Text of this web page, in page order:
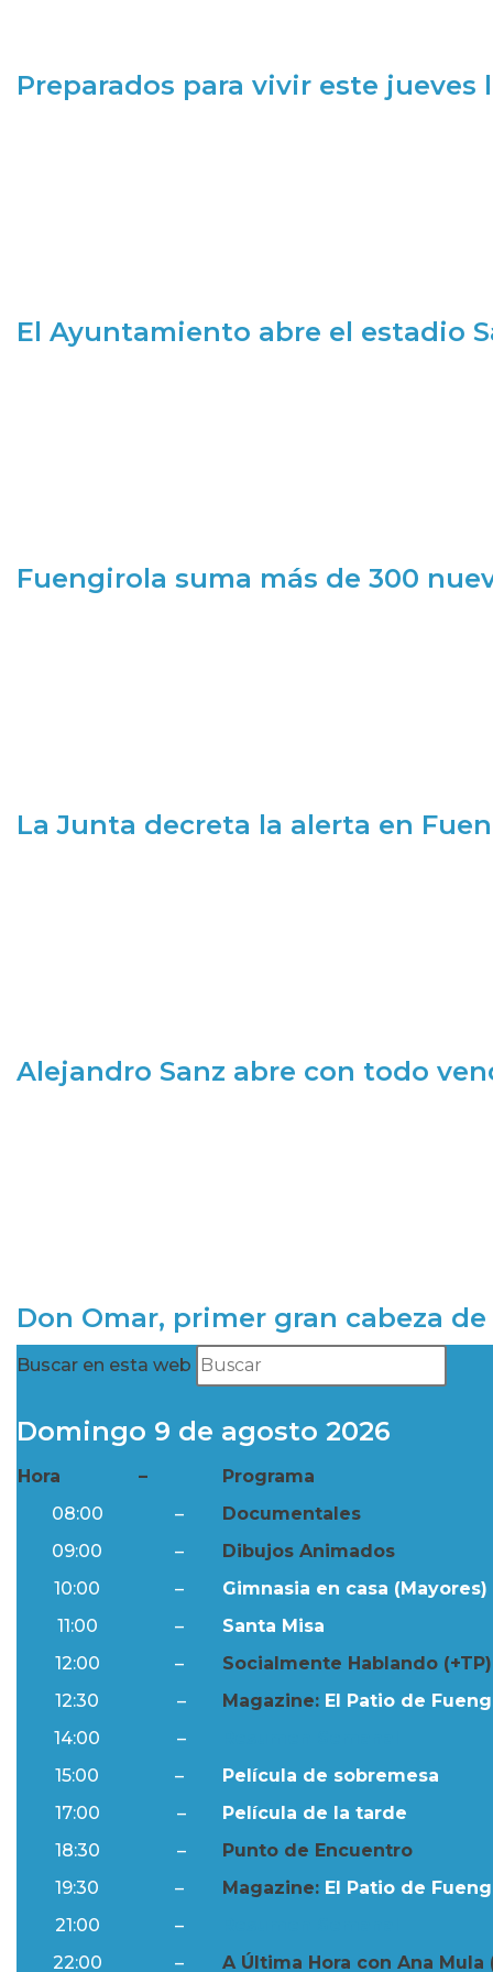
Preparados para vivir este jueves
El Ayuntamiento abre el estadio
Fuengirola suma más de 300
La Junta decreta la alerta en
Alejandro Sanz abre con todo
Don Omar, primer gran cabeza
Buscar en esta web
Domingo 9 de agosto 2026
Hora –
Programa
08:00
–
Documentales
09:00
–
Dibujos Animados
10:00
–
Gimnasia en casa (Mayores)
11:00
–
Santa Misa
12:00
–
Socialmente Hablando (+TP)
12:30
– Magazine: El Patio de
14:00
–
15:00
–
Película de sobremesa
17:00
–
Película de la tarde
18:30
–
Punto de Encuentro
19:30
– Magazine: El Patio de
21:00
–
22:00
– A Última Hora con Ana Mula